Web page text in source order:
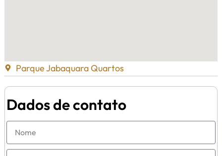
Parque Jabaquara Quartos
Dados de contato